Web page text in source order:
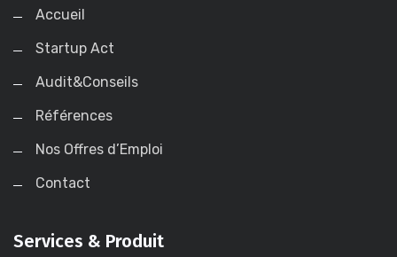
Accueil
Startup Act
Audit&Conseils
Références
Nos Offres d’Emploi
Contact
Services & Produit